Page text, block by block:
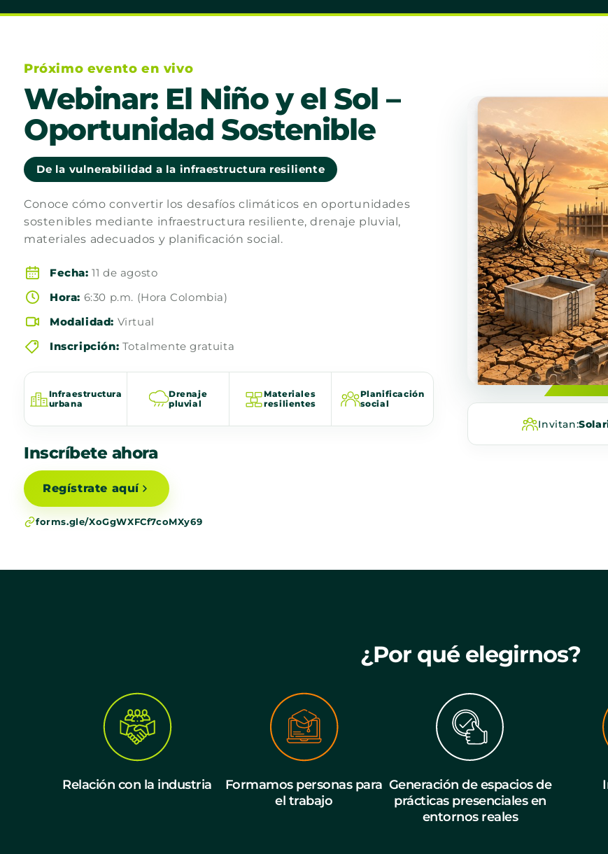
Próximo evento en vivo
Webinar: El Niño y el Sol –
Oportunidad Sostenible
De la vulnerabilidad a la infraestructura resiliente
Conoce cómo convertir los desafíos climáticos en oportunidades
sostenibles mediante infraestructura resiliente, drenaje pluvial,
materiales adecuados y planificación social.
Fecha: 11 de agosto
Hora: 6:30 p.m. (Hora Colombia)
Modalidad: Virtual
Inscripción: Totalmente gratuita
Infraestructura
urbana
Drenaje
pluvial
Materiales
resilientes
Planificación
social
Inscríbete ahora
Regístrate aquí
forms.gle/XoGgWXFCf7coMXy69
Invitan:
¿Por qué elegirnos?
Relación con la industria
Formamos personas para
el trabajo
Generación de espacios de
prácticas presenciales en
entornos reales